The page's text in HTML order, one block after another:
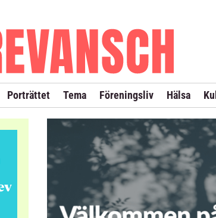
Porträttet Tema Föreningsliv Hälsa
TIDIGARE NUMMER PRENUMERERA